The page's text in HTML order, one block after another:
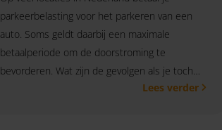
parkeerbelasting voor het parkeren van een
auto. Soms geldt daarbij een maximale
betaalperiode om de doorstroming te
bevorderen. Wat zijn de gevolgen als je toch
langer blijft staan, met of zonder extraLees verder